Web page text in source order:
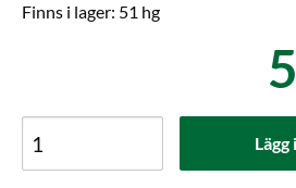
Finns i lager: 51 hg